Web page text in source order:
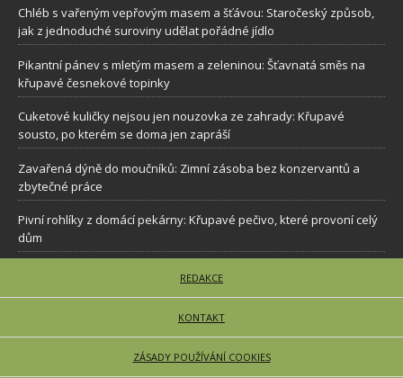
Chléb s vařeným vepřovým masem a šťávou: Staročeský způsob,
jak z jednoduché suroviny udělat pořádné jídlo
Pikantní pánev s mletým masem a zeleninou: Šťavnatá směs na
křupavé česnekové topinky
Cuketové kuličky nejsou jen nouzovka ze zahrady: Křupavé
sousto, po kterém se doma jen zapráší
Zavařená dýně do moučníků: Zimní zásoba bez konzervantů a
zbytečné práce
Pivní rohlíky z domácí pekárny: Křupavé pečivo, které provoní celý
dům
REDAKCE
KONTAKT
ZÁSADY POUŽÍVÁNÍ COOKIES